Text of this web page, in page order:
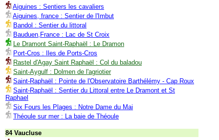
Aiguines : Sentiers les cavaliers
Aiguines, france : Sentier de l'Imbut
Bandol : Sentier du littoral
Bauduen,France : Lac de St Croix
Le Dramont Saint-Raphaël : Le Dramon
Port-Cros : Iles de Ports-Cros
Rastel d'Agay Saint Raphaël : Col du baladou
Saint-Aygulf : Dolmen de l'agriotier
Saint-Raphaël : Pointe de l'Observatoire Barthélémy - Cap Roux
Saint-Raphaël : Sentier du Littoral entre Le Dramont et St
Raphael
Six Fours les Plages : Notre Dame du Mai
Théoule sur mer : La baie de Théoule
84 Vaucluse